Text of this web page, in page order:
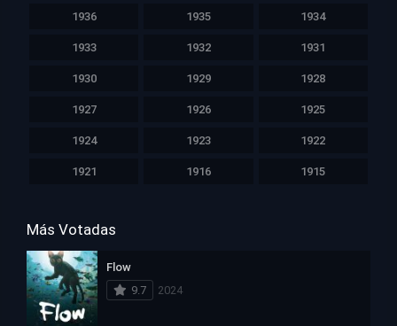
1936 1935 1934
1933 1932 1931
1930 1929 1928
1927 1926 1925
1924 1923 1922
1921 1916 1915
Más Votadas
Flow
9.7
2024